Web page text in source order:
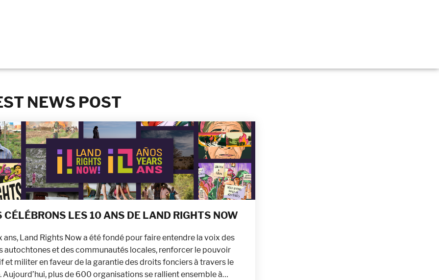
NEWS POST
CÉLÉBRONS LES 10 ANS DE LAND RIGHTS NOW
ans, Land Rights Now a été fondé pour faire entendre la voix des
autochtones et des communautés locales, renforcer le pouvoir
et militer en faveur de la garantie des droits fonciers à travers le
Aujourd’hui, plus de 600 organisations se rallient ensemble à…